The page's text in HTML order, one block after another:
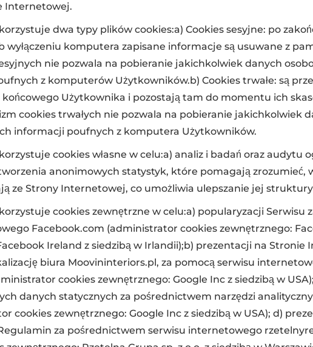
Internetowej.
dwa typy plików cookies:a) Cookies sesyjne: po
wyłączeniu komputera zapisane informacje są usuwane z
nie pozwala na pobieranie jakichkolwiek danych
z komputerów Użytkowników.b) Cookies trwałe: są
Użytkownika i pozostają tam do momentu ich
cookies trwałych nie pozwala na pobieranie jakichkolwiek
informacji poufnych z komputera Użytkowników.
cookies własne w celu:a) analiz i badań oraz audytu
anonimowych statystyk, które pomagają zrozumieć,
ze Strony Internetowej, co umożliwia ulepszanie jej
cookies zewnętrzne w celu:a) popularyzacji Serwisu
Facebook.com (administrator cookies zewnętrznego:
Ireland z siedzibą w Irlandii);b) prezentacji na Stronie
biura Moovininteriors.pl, za pomocą serwisu
cookies zewnętrznego: Google Inc z siedzibą w
danych statycznych za pośrednictwem narzędzi
cookies zewnętrznego: Google Inc z siedzibą w USA); d)
za pośrednictwem serwisu internetowego